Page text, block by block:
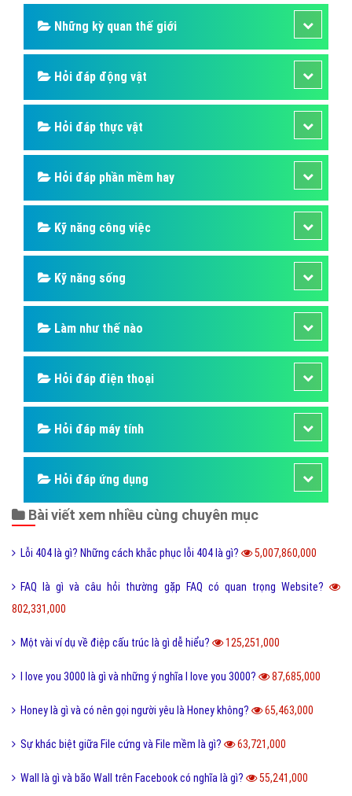
Những kỳ quan thế giới
Hỏi đáp động vật
Hỏi đáp thực vật
Hỏi đáp phần mềm hay
Kỹ năng công việc
Kỹ năng sống
Làm như thế nào
Hỏi đáp điện thoại
Hỏi đáp máy tính
Hỏi đáp ứng dụng
Bài viết xem nhiều cùng chuyên mục
Lỗi 404 là gì? Những cách khắc phục lỗi 404 là gì? 5,007,860,000
FAQ là gì và câu hỏi thường gặp FAQ có quan trọng Website?
802,331,000
Một vài ví dụ về điệp cấu trúc là gì dễ hiểu? 125,251,000
I love you 3000 là gì và những ý nghĩa I love you 3000? 87,685,000
Honey là gì và có nên gọi người yêu là Honey không? 65,463,000
Sự khác biệt giữa File cứng và File mềm là gì? 63,721,000
Wall là gì và bão Wall trên Facebook có nghĩa là gì? 55,241,000